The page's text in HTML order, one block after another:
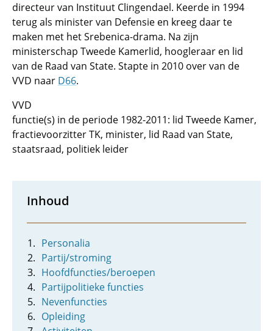
directeur van Instituut Clingendael. Keerde in 1994
terug als minister van Defensie en kreeg daar te
maken met het Srebenica-drama. Na zijn
ministerschap Tweede Kamerlid, hoogleraar en lid
van de Raad van State. Stapte in 2010 over van de
VVD naar D66.
VVD
functie(s) in de periode 1982-2011: lid Tweede Kamer,
fractievoorzitter TK, minister, lid Raad van State,
staatsraad, politiek leider
Inhoud
Personalia
Partij/stroming
Hoofdfuncties/beroepen
Partijpolitieke functies
Nevenfuncties
Opleiding